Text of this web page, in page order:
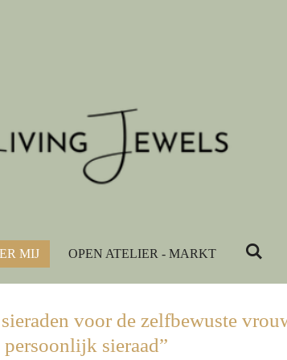
MIJ OPEN ATELIER - MARKT
voor de zelfbewuste
persoonlijk sieraad”